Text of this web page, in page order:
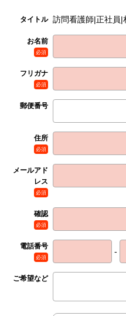
タイトル 訪問看護師|正社員|
お名前
必須
フリガナ
必須
郵便番号
住所
必須
メールアド
レス
必須
確認
必須
電話番号
必須
-
ご希望など